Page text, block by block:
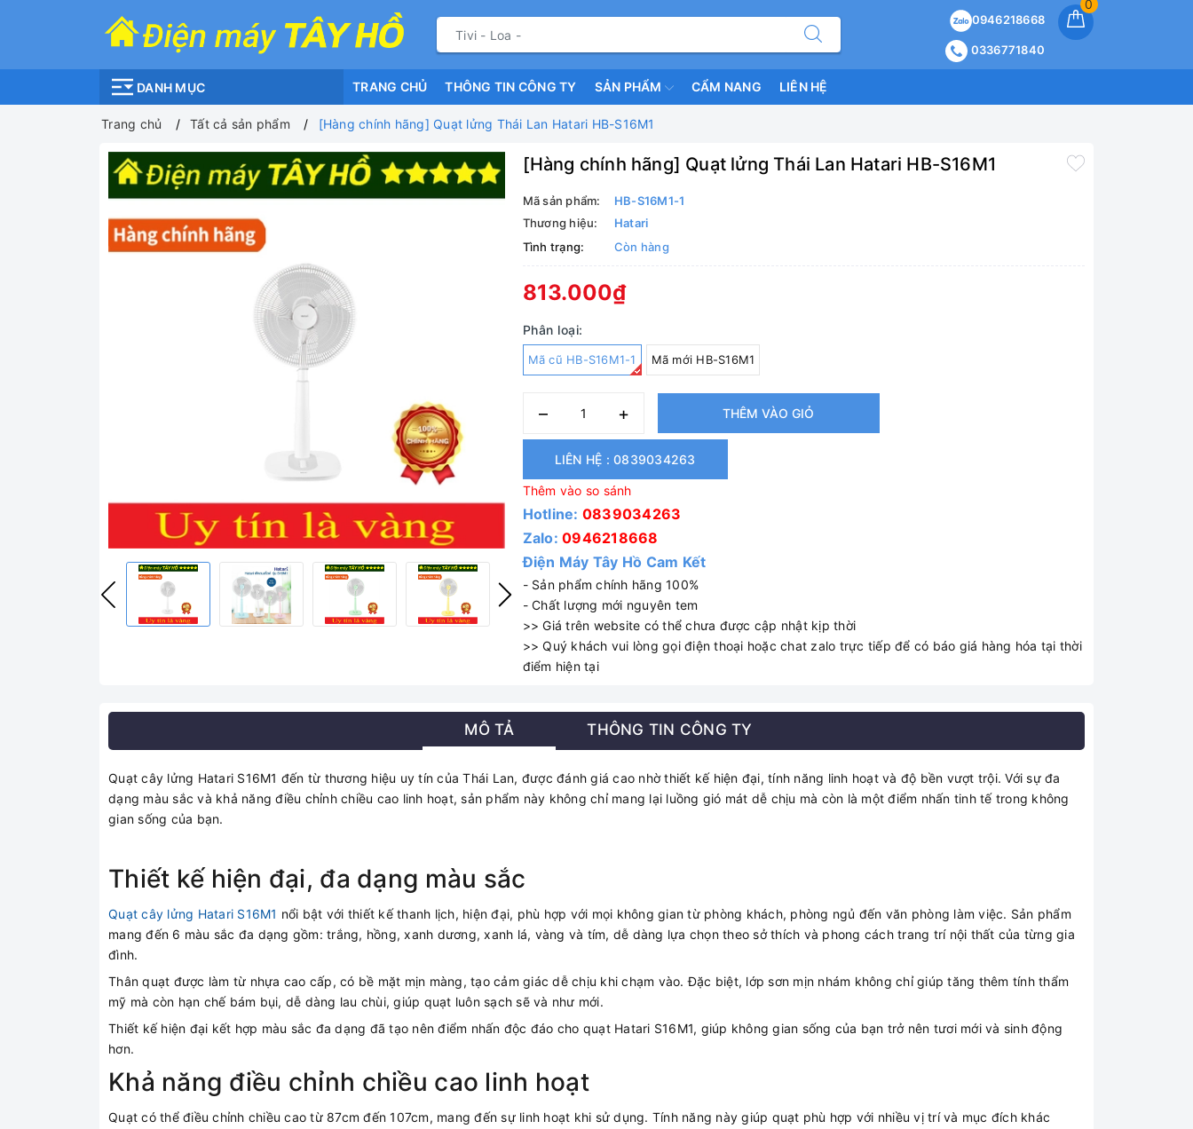
0
0946218668
0336771840
DANH MỤC TRANG CHỦ THÔNG TIN CÔNG TY SẢN PHẨM CẨM NANG LIÊN HỆ
Trang chủ Tất cả sản phẩm [Hàng chính hãng] Quạt lửng Thái Lan Hatari HB-S16M1
[Hàng chính hãng] Quạt lửng Thái Lan Hatari HB-S16M1
Mã sản phẩm:
HB-S16M1-1
Thương hiệu:
Hatari
Tình trạng:
Còn hàng
813.000₫
Phân loại:
Mã cũ HB-S16M1-1 Mã mới HB-S16M1
– + THÊM VÀO GIỎ
LIÊN HỆ : 0839034263
Thêm vào so sánh
Hotline: 0839034263
Zalo:0946218668
Điện Máy Tây Hồ Cam Kết
- Sản phẩm chính hãng 100%
- Chất lượng mới nguyên tem
>> Giá trên website có thể chưa được cập nhật kịp thời
>> Quý khách vui lòng gọi điện thoại hoặc chat zalo trực tiếp để có báo giá hàng hóa tại thời
điểm hiện tại
MÔ TẢ THÔNG TIN CÔNG TY
Quạt cây lửng Hatari S16M1 đến từ thương hiệu uy tín của Thái Lan, được đánh giá cao nhờ thiết kế hiện đại, tính năng linh hoạt và độ bền vượt trội. Với sự đa
dạng màu sắc và khả năng điều chỉnh chiều cao linh hoạt, sản phẩm này không chỉ mang lại luồng gió mát dễ chịu mà còn là một điểm nhấn tinh tế trong không
gian sống của bạn.
Thiết kế hiện đại, đa dạng màu sắc
Quạt cây lửng Hatari S16M1 nổi bật với thiết kế thanh lịch, hiện đại, phù hợp với mọi không gian từ phòng khách, phòng ngủ đến văn phòng làm việc. Sản phẩm
mang đến 6 màu sắc đa dạng gồm: trắng, hồng, xanh dương, xanh lá, vàng và tím, dễ dàng lựa chọn theo sở thích và phong cách trang trí nội thất của từng gia
đình.
Thân quạt được làm từ nhựa cao cấp, có bề mặt mịn màng, tạo cảm giác dễ chịu khi chạm vào. Đặc biệt, lớp sơn mịn nhám không chỉ giúp tăng thêm tính thẩm
mỹ mà còn hạn chế bám bụi, dễ dàng lau chùi, giúp quạt luôn sạch sẽ và như mới.
Thiết kế hiện đại kết hợp màu sắc đa dạng đã tạo nên điểm nhấn độc đáo cho quạt Hatari S16M1, giúp không gian sống của bạn trở nên tươi mới và sinh động
hơn.
Khả năng điều chỉnh chiều cao linh hoạt
Quạt có thể điều chỉnh chiều cao từ 87cm đến 107cm, mang đến sự linh hoạt khi sử dụng. Tính năng này giúp quạt phù hợp với nhiều vị trí và mục đích khác